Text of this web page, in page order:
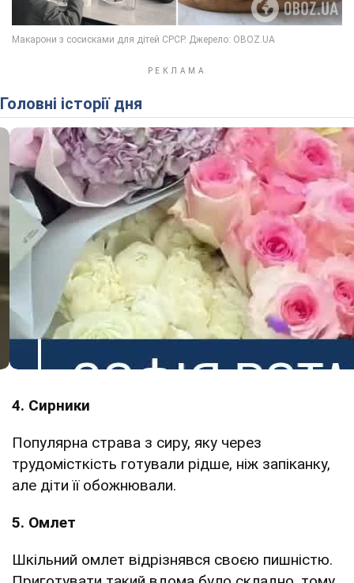
Головні історії дня
4. Сирники
Популярна страва з сиру, яку через
трудомісткість готували рідше, ніж запіканку,
але діти її обожнювали.
5. Омлет
Шкільний омлет відрізнявся своєю пишністю.